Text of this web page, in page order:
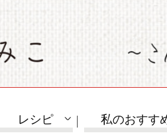
レシピ 私のおすす